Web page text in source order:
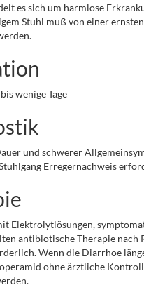
es sich um harmlose
Stuhl muß von einer
wenige Tage
und schwerer
Erregernachweis
Elektrolytlösungen,
antibiotische Therapie nach
Wenn die Diarrhoe
ohne ärztliche